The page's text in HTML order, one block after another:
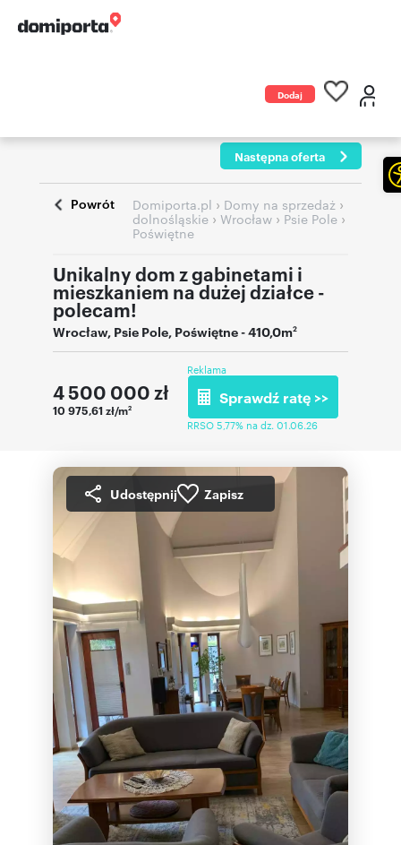
Dodaj
Następna oferta
Powrót Domiporta.pl › Domy na sprzedaż ›
dolnośląskie › Wrocław › Psie Pole ›
Poświętne
Unikalny dom z gabinetami i
mieszkaniem na dużej działce -
polecam!
Wrocław, Psie Pole, Poświętne- 410,0m2
4 500 000 zł
10 975,61 zł/m2
Reklama
Sprawdź ratę >>
RRSO 5,77% na dz. 01.06.26
Udostępnij Zapisz